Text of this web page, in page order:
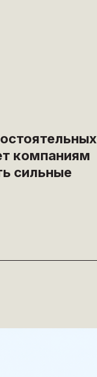
компаниям
сильные